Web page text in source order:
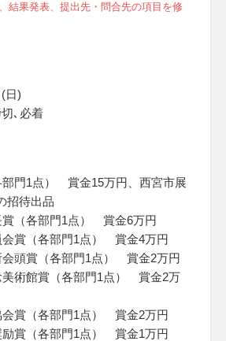
結果発表、提出先・問合先の項目を修
日)
､必着
部門1点） 賞金15万円、西宮市展
招待出品
賞（各部門1点） 賞金6万円
会賞（各部門1点） 賞金4万円
会頭賞（各部門1点） 賞金2万円
美術館賞（各部門1点） 賞金2万
会賞（各部門1点） 賞金2万円
励賞（各部門1点） 賞金1万円